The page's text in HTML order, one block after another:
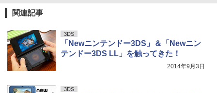
関連記事
3DS
「Newニンテンドー3DS」＆「Newニン
テンドー3DS LL」を触ってきた！
2014年9月3日
3DS